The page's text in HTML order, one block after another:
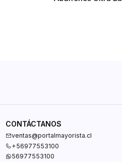
CONTÁCTANOS
ventas@portalmayorista.cl
+56977553100
56977553100